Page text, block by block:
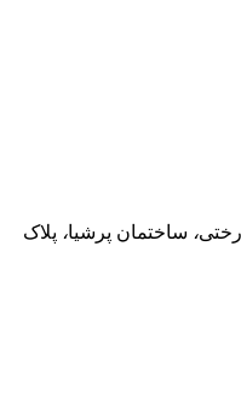
، ساختمان پرشیا، پلاک